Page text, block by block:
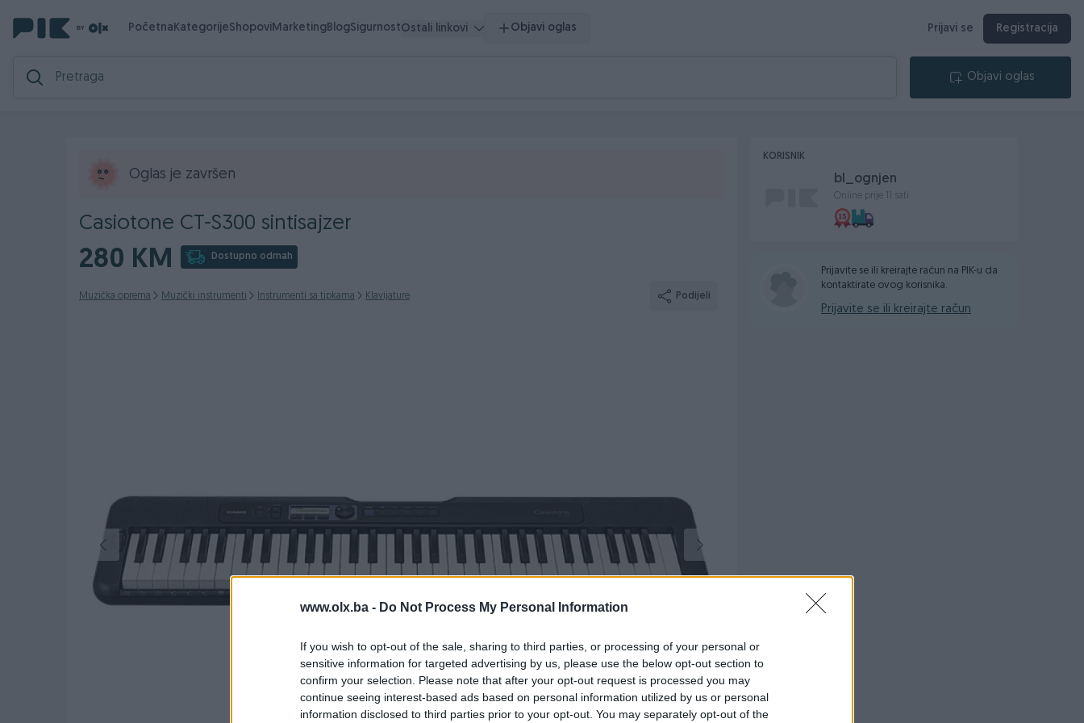
www.olx.ba - Do Not Process My Personal Information
If you wish to opt-out of the sale, sharing to third parties, or processing of your personal or
sensitive information for targeted advertising by us, please use the below opt-out section to
confirm your selection. Please note that after your opt-out request is processed you may
continue seeing interest-based ads based on personal information utilized by us or personal
information disclosed to third parties prior to your opt-out. You may separately opt-out of the
PočetnaKategorijeShopoviMarketingBlogSigurnostOstali linkovi Objavi oglas Prijavi se Registracija
Objavi oglas
Oglas je završen
Casiotone CT-S300 sintisajzer
280 KM Dostupno odmah
Muzička oprema Muzički instrumenti Instrumenti sa tipkama Klavijature Podijeli
KORISNIK
bl_ognjen
Online prije 11 sati
Prijavite se ili kreirajte račun na PIK-u da
kontaktirate ovog korisnika.
Prijavite se ili kreirajte račun